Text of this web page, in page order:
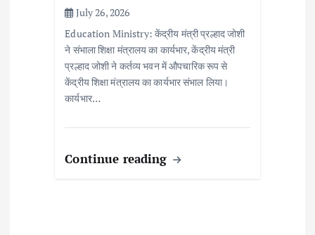
July 26, 2026
Education Ministry: केंद्रीय मंत्री प्रल्हाद जोशी
ने संभाला शिक्षा मंत्रालय का कार्यभार, केंद्रीय मंत्री
प्रल्हाद जोशी ने कर्तव्य भवन में औपचारिक रूप से
केंद्रीय शिक्षा मंत्रालय का कार्यभार संभाल लिया।
कार्यभार…
Continue reading